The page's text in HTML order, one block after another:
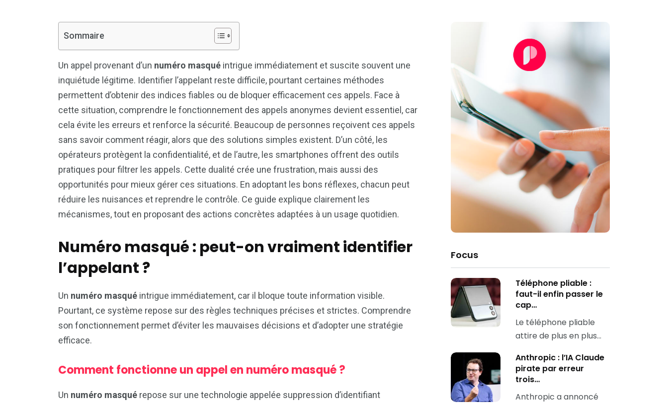
Sommaire
Un appel provenant d’un numéro masqué intrigue immédiatement et suscite souvent une
inquiétude légitime. Identifier l’appelant reste difficile, pourtant certaines méthodes
permettent d’obtenir des indices fiables ou de bloquer efficacement ces appels. Face à
cette situation, comprendre le fonctionnement des appels anonymes devient essentiel, car
cela évite les erreurs et renforce la sécurité. Beaucoup de personnes reçoivent ces appels
sans savoir comment réagir, alors que des solutions simples existent. D’un côté, les
opérateurs protègent la confidentialité, et de l’autre, les smartphones offrent des outils
pratiques pour filtrer les appels. Cette dualité crée une frustration, mais aussi des
opportunités pour mieux gérer ces situations. En adoptant les bons réflexes, chacun peut
réduire les nuisances et reprendre le contrôle. Ce guide explique clairement les
mécanismes, tout en proposant des actions concrètes adaptées à un usage quotidien.
Numéro masqué : peut-on vraiment identifier
l’appelant ?
Un numéro masqué intrigue immédiatement, car il bloque toute information visible.
Pourtant, ce système repose sur des règles techniques précises et strictes. Comprendre
son fonctionnement permet d’éviter les mauvaises décisions et d’adopter une stratégie
efficace.
Comment fonctionne un appel en numéro masqué ?
Un numéro masqué repose sur une technologie appelée suppression d’identifiant
Focus
Téléphone pliable :
faut-il enfin passer le
cap…
Le téléphone pliable
attire de plus en plus…
Anthropic : l’IA Claude
pirate par erreur
trois…
Anthropic a annoncé